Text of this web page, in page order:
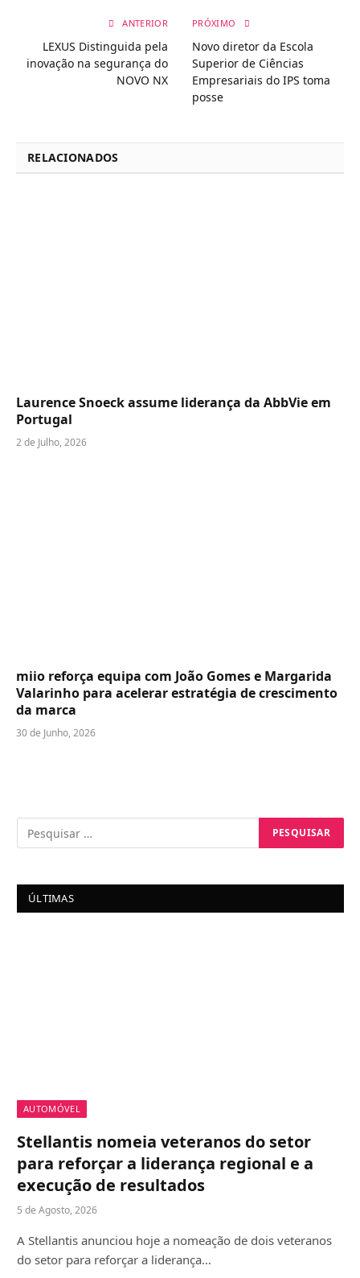
ANTERIOR
LEXUS Distinguida pela
inovação na segurança do
NOVO NX
PRÓXIMO
Novo diretor da Escola
Superior de Ciências
Empresariais do IPS toma
posse
RELACIONADOS
Laurence Snoeck assume liderança da AbbVie em
Portugal
2 de Julho, 2026
miio reforça equipa com João Gomes e Margarida
Valarinho para acelerar estratégia de crescimento
da marca
30 de Junho, 2026
ÚLTIMAS
AUTOMÓVEL
Stellantis nomeia veteranos do setor
para reforçar a liderança regional e a
execução de resultados
5 de Agosto, 2026
A Stellantis anunciou hoje a nomeação de dois veteranos
do setor para reforçar a liderança…